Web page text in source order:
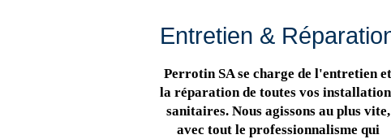
Entretien &
Perrotin SA se charge de l'entretien et
la réparation de toutes vos
sanitaires. Nous agissons au plus vite,
avec tout le professionnalisme qui